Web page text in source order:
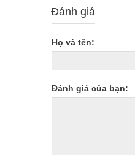
Đánh giá
Họ và tên:
Đánh giá của bạn: